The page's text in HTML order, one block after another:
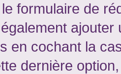
formulaire de
en cochant la
dernière